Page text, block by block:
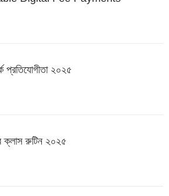
প্রতিযোগীতা ২০২৫
ক্লাস রুটিন ২০২৫